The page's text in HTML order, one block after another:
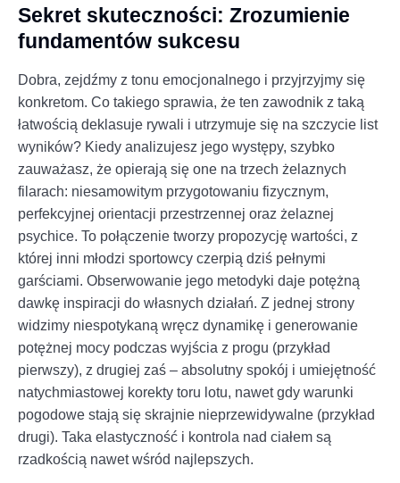
Sekret skuteczności: Zrozumienie
fundamentów sukcesu
Dobra, zejdźmy z tonu emocjonalnego i przyjrzyjmy się
konkretom. Co takiego sprawia, że ten zawodnik z taką
łatwością deklasuje rywali i utrzymuje się na szczycie list
wyników? Kiedy analizujesz jego występy, szybko
zauważasz, że opierają się one na trzech żelaznych
filarach: niesamowitym przygotowaniu fizycznym,
perfekcyjnej orientacji przestrzennej oraz żelaznej
psychice. To połączenie tworzy propozycję wartości, z
której inni młodzi sportowcy czerpią dziś pełnymi
garściami. Obserwowanie jego metodyki daje potężną
dawkę inspiracji do własnych działań. Z jednej strony
widzimy niespotykaną wręcz dynamikę i generowanie
potężnej mocy podczas wyjścia z progu (przykład
pierwszy), z drugiej zaś – absolutny spokój i umiejętność
natychmiastowej korekty toru lotu, nawet gdy warunki
pogodowe stają się skrajnie nieprzewidywalne (przykład
drugi). Taka elastyczność i kontrola nad ciałem są
rzadkością nawet wśród najlepszych.